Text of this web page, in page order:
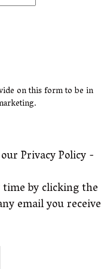
on this form to be in
Privacy Policy -
by clicking the
email you receive